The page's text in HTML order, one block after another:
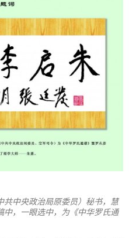
共中央政治局原委员）秘书，慧
中，一眼选中，为《中华罗氏通